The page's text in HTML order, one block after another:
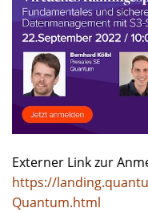
Externer Link zur
https://
Quantum.html